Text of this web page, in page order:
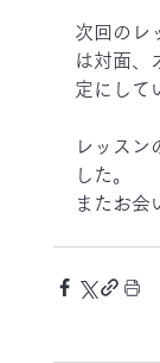
次回のレ
は対面、
定にして
レッスン
した。
またお会